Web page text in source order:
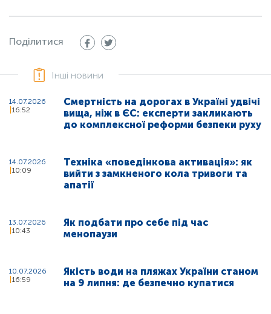
Поділитися
Інші новини
14.07.2026
16:52
Смертність на дорогах в Україні удвічі
вища, ніж в ЄС: експерти закликають
до комплексної реформи безпеки руху
14.07.2026
10:09
Техніка «поведінкова активація»: як
вийти з замкненого кола тривоги та
апатії
13.07.2026
10:43
Як подбати про себе під час
менопаузи
10.07.2026
16:59
Якість води на пляжах України станом
на 9 липня: де безпечно купатися